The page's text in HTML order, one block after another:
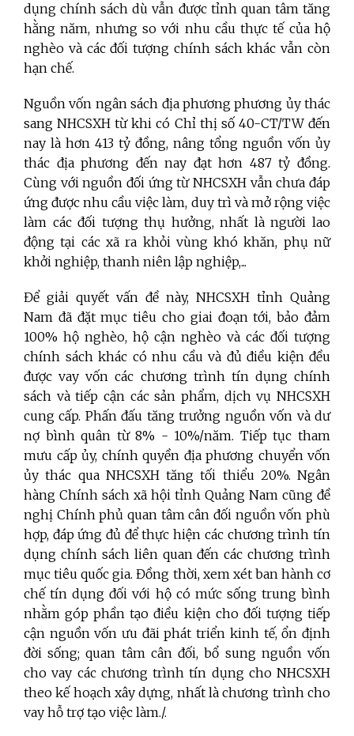
dụng chính sách dù vẫn được tỉnh quan tâm tăng
hằng năm, nhưng so với nhu cầu thực tế của hộ
nghèo và các đối tượng chính sách khác vẫn còn
hạn chế.
Nguồn vốn ngân sách địa phương phương ủy thác
sang NHCSXH từ khi có Chỉ thị số 40-CT/TW đến
nay là hơn 413 tỷ đồng, nâng tổng nguồn vốn ủy
thác địa phương đến nay đạt hơn 487 tỷ đồng.
Cùng với nguồn đối ứng từ NHCSXH vẫn chưa đáp
ứng được nhu cầu việc làm, duy trì và mở rộng việc
làm các đối tượng thụ hưởng, nhất là người lao
động tại các xã ra khỏi vùng khó khăn, phụ nữ
khởi nghiệp, thanh niên lập nghiệp,...
Để giải quyết vấn đề này, NHCSXH tỉnh Quảng
Nam đã đặt mục tiêu cho giai đoạn tới, bảo đảm
100% hộ nghèo, hộ cận nghèo và các đối tượng
chính sách khác có nhu cầu và đủ điều kiện đều
được vay vốn các chương trình tín dụng chính
sách và tiếp cận các sản phẩm, dịch vụ NHCSXH
cung cấp. Phấn đấu tăng trưởng nguồn vốn và dư
nợ bình quân từ 8% - 10%/năm. Tiếp tục tham
mưu cấp ủy, chính quyền địa phương chuyển vốn
ủy thác qua NHCSXH tăng tối thiểu 20%. Ngân
hàng Chính sách xã hội tỉnh Quảng Nam cũng đề
nghị Chính phủ quan tâm cân đối nguồn vốn phù
hợp, đáp ứng đủ để thực hiện các chương trình tín
dụng chính sách liên quan đến các chương trình
mục tiêu quốc gia. Đồng thời, xem xét ban hành cơ
chế tín dụng đối với hộ có mức sống trung bình
nhằm góp phần tạo điều kiện cho đối tượng tiếp
cận nguồn vốn ưu đãi phát triển kinh tế, ổn định
đời sống; quan tâm cân đối, bổ sung nguồn vốn
cho vay các chương trình tín dụng cho NHCSXH
theo kế hoạch xây dựng, nhất là chương trình cho
vay hỗ trợ tạo việc làm./.